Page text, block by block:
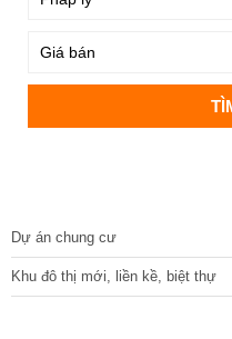
Dự án chung cư
Khu đô thị mới, liền kề, biệt thự